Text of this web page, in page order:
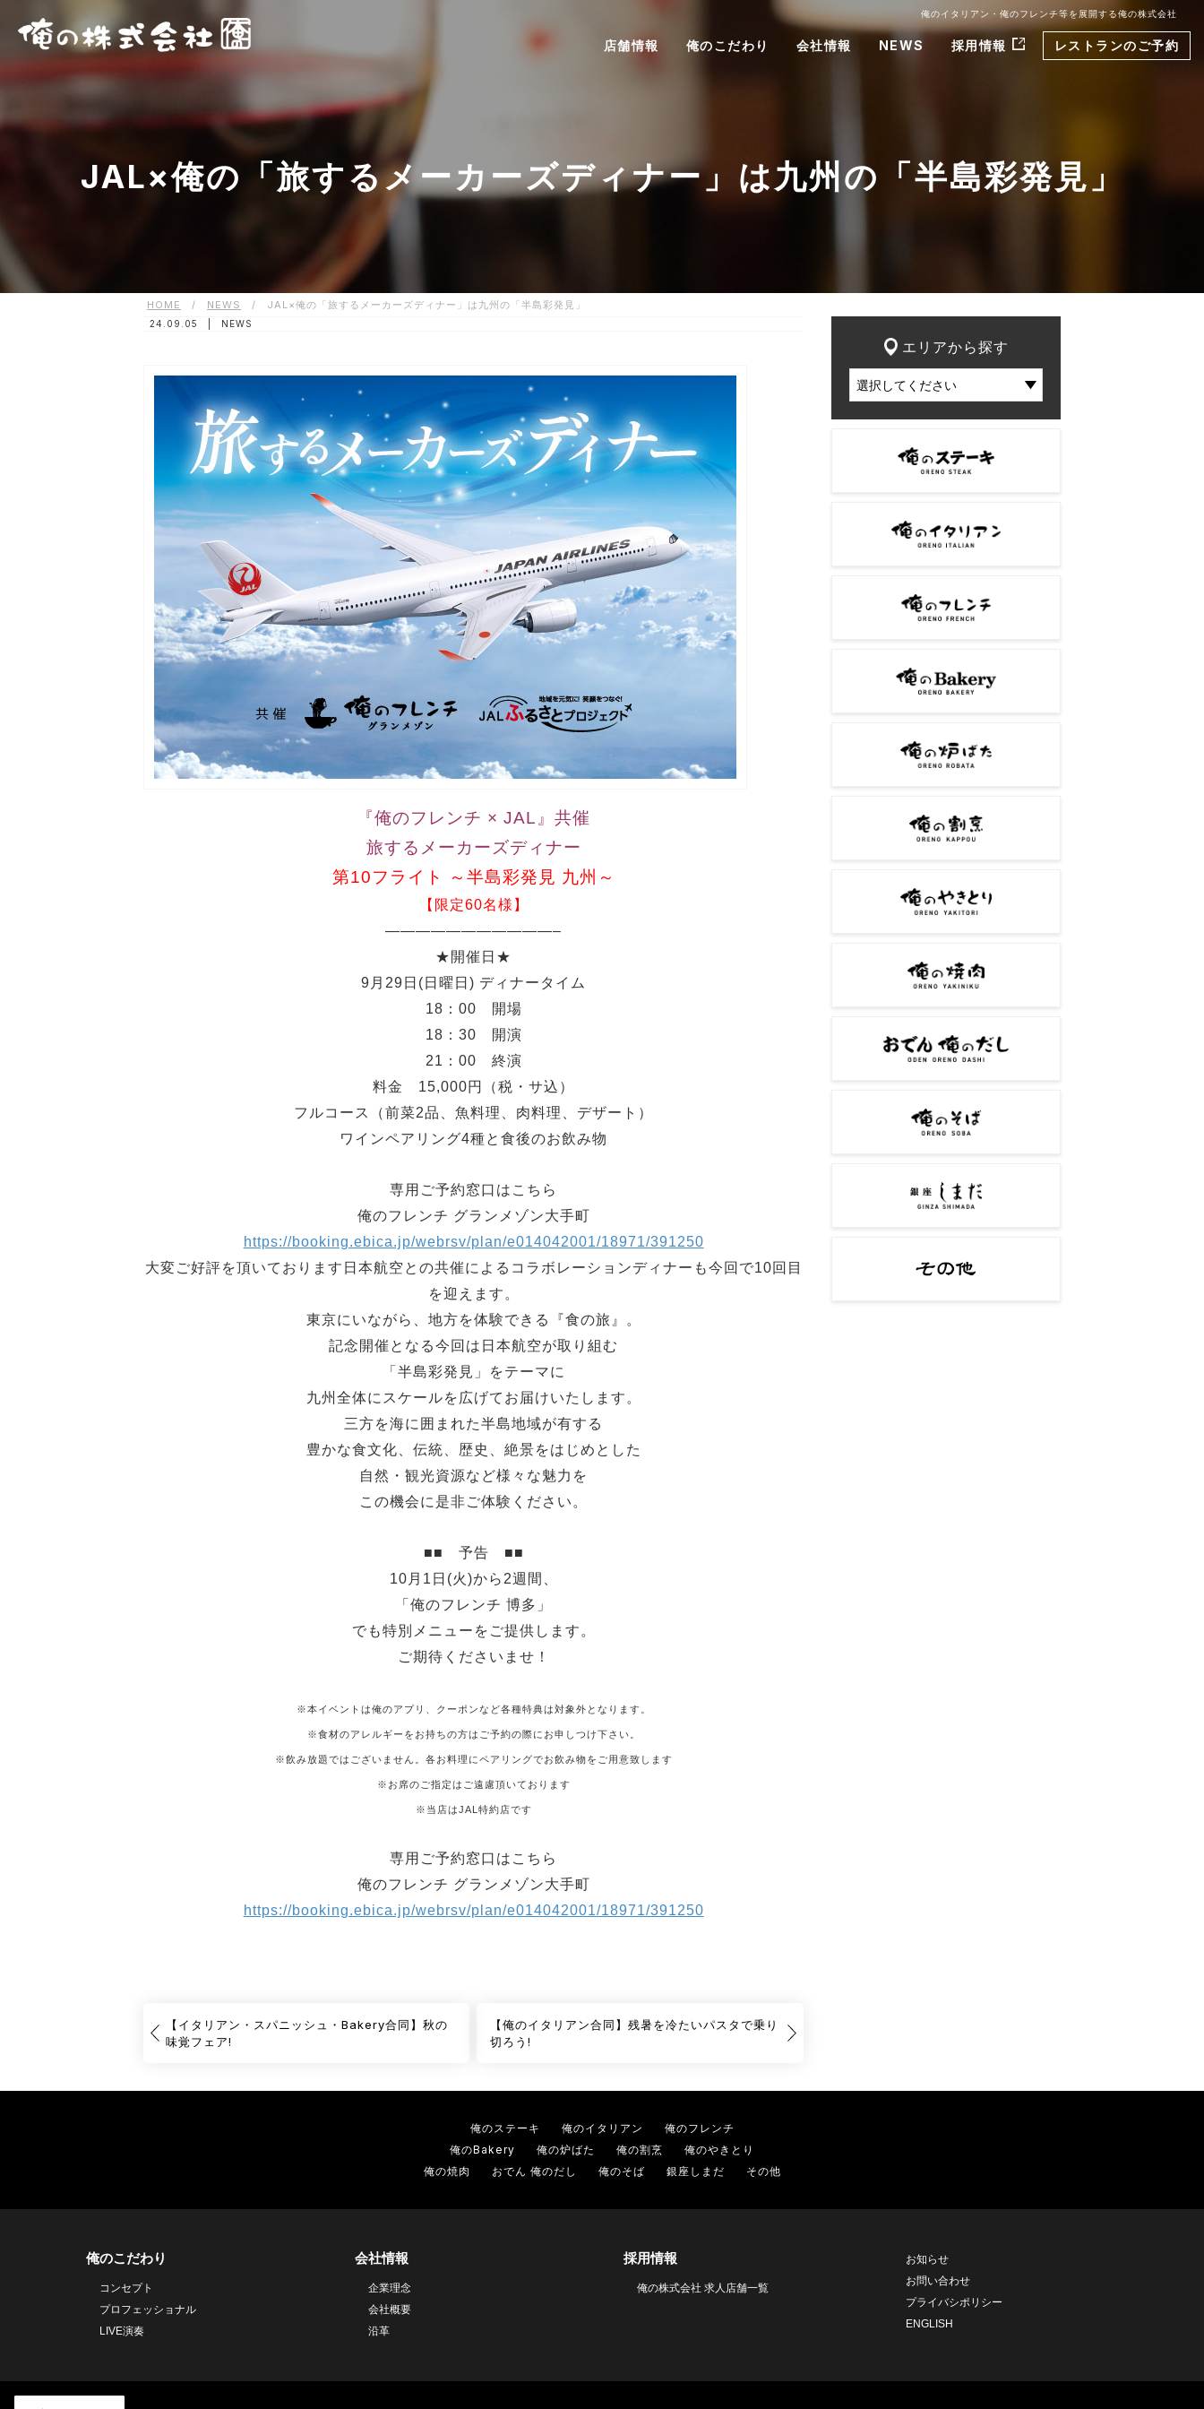
俺のイタリアン・俺のフレンチ等を展開する俺の株式会社
店舗情報 俺のこだわり 会社情報 NEWS 採用情報 レストランのご予約
JAL×俺の「旅するメーカーズディナー」は九州の「半島彩発見」
HOME / NEWS / JAL×俺の「旅するメーカーズディナー」は九州の「半島彩発見」
24.09.05 | NEWS
『俺のフレンチ × JAL』共催
旅するメーカーズディナー
第10フライト ～半島彩発見 九州～
【限定60名様】
———————————–
★開催日★
9月29日(日曜日) ディナータイム
18：00 開場
18：30 開演
21：00 終演
料金 15,000円（税・サ込）
フルコース（前菜2品、魚料理、肉料理、デザート）
ワインペアリング4種と食後のお飲み物
専用ご予約窓口はこちら
俺のフレンチ グランメゾン大手町
https://booking.ebica.jp/webrsv/plan/e014042001/18971/391250
大変ご好評を頂いております日本航空との共催によるコラボレーションディナーも今回で10回目
を迎えます。
東京にいながら、地方を体験できる『食の旅』。
記念開催となる今回は日本航空が取り組む
「半島彩発見」をテーマに
九州全体にスケールを広げてお届けいたします。
三方を海に囲まれた半島地域が有する
豊かな食文化、伝統、歴史、絶景をはじめとした
自然・観光資源など様々な魅力を
この機会に是非ご体験ください。
■■ 予告 ■■
10月1日(火)から2週間、
「俺のフレンチ 博多」
でも特別メニューをご提供します。
ご期待くださいませ！
※本イベントは俺のアプリ、クーポンなど各種特典は対象外となります。
※食材のアレルギーをお持ちの方はご予約の際にお申しつけ下さい。
※飲み放題ではございません。各お料理にペアリングでお飲み物をご用意致します
※お席のご指定はご遠慮頂いております
※当店はJAL特約店です
専用ご予約窓口はこちら
俺のフレンチ グランメゾン大手町
https://booking.ebica.jp/webrsv/plan/e014042001/18971/391250
【イタリアン・スパニッシュ・Bakery合同】秋の
味覚フェア!
【俺のイタリアン合同】残暑を冷たいパスタで乗り
切ろう!
エリアから探す
俺のステーキ 俺のイタリアン
俺のフレンチ
俺のBakery
俺の炉ばた 俺の割烹
俺のやきとり
俺の焼肉
おでん 俺のだし 俺のそば 銀座しまだ その他
俺のこだわり
コンセプト
プロフェッショナル
LIVE演奏
会社情報
企業理念
会社概要
沿革
採用情報
俺の株式会社 求人店舗一覧
お知らせ
お問い合わせ
プライバシポリシー
ENGLISH